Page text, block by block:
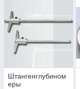
Штангенглубином
еры